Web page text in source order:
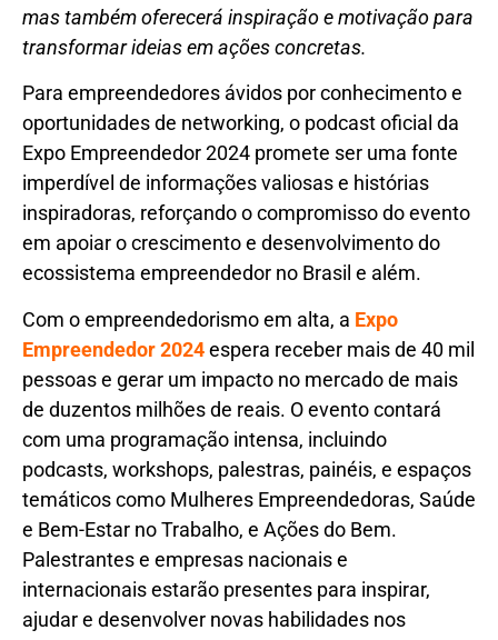
mas também oferecerá inspiração e motivação para
transformar ideias em ações concretas.
Para empreendedores ávidos por conhecimento e
oportunidades de networking, o podcast oficial da
Expo Empreendedor 2024 promete ser uma fonte
imperdível de informações valiosas e histórias
inspiradoras, reforçando o compromisso do evento
em apoiar o crescimento e desenvolvimento do
ecossistema empreendedor no Brasil e além.
Com o empreendedorismo em alta, a Expo
Empreendedor 2024espera receber mais de 40 mil
pessoas e gerar um impacto no mercado de mais
de duzentos milhões de reais. O evento contará
com uma programação intensa, incluindo
podcasts, workshops, palestras, painéis, e espaços
temáticos como Mulheres Empreendedoras, Saúde
e Bem-Estar no Trabalho, e Ações do Bem.
Palestrantes e empresas nacionais e
internacionais estarão presentes para inspirar,
ajudar e desenvolver novas habilidades nos